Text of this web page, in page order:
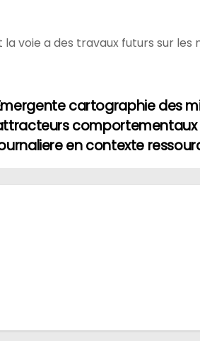
voie a des travaux futurs sur les
cartographie des
comportementaux
en contexte